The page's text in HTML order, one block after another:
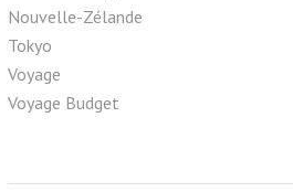
Nouvelle-Zélande
Tokyo
Voyage
Voyage Budget